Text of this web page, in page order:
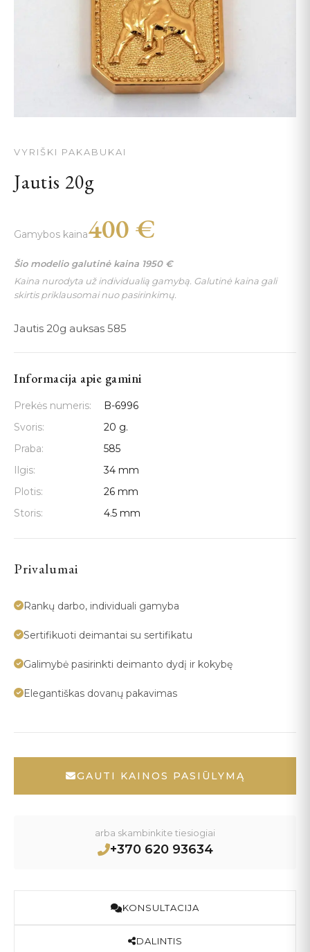
VYRIŠKI PAKABUKAI
Jautis 20g
Gamybos kaina400 €
Šio modelio galutinė kaina 1950 €
Kaina nurodyta už individualią gamybą. Galutinė kaina gali
skirtis priklausomai nuo pasirinkimų.
Jautis 20g auksas 585
Informacija apie gamini
Prekės numeris:
B-6996
Svoris:
20 g.
Praba:
585
Ilgis:
34 mm
Plotis:
26 mm
Storis:
4.5 mm
Privalumai
Rankų darbo, individuali gamyba
Sertifikuoti deimantai su sertifikatu
Galimybė pasirinkti deimanto dydį ir kokybę
Elegantiškas dovanų pakavimas
GAUTI KAINOS PASIŪLYMĄ
arba skambinkite tiesiogiai
+370 620 93634
KONSULTACIJA
DALINTIS